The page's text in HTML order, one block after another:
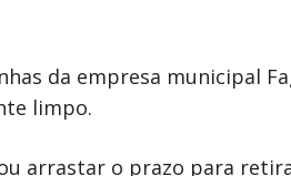
da empresa municipal
limpo.
arrastar o prazo para